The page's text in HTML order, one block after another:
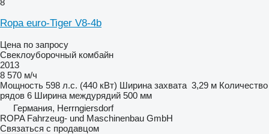
Ropa euro-Tiger V8-4b
Цена по запросу
Свеклоуборочный комбайн
2013
8 570 м/ч
Мощность 598 л.с. (440 кВт) Ширина захвата 3,29 м Количество
рядов 6 Ширина междурядий 500 мм
Германия, Herrngiersdorf
ROPA Fahrzeug- und Maschinenbau GmbH
Связаться с продавцом